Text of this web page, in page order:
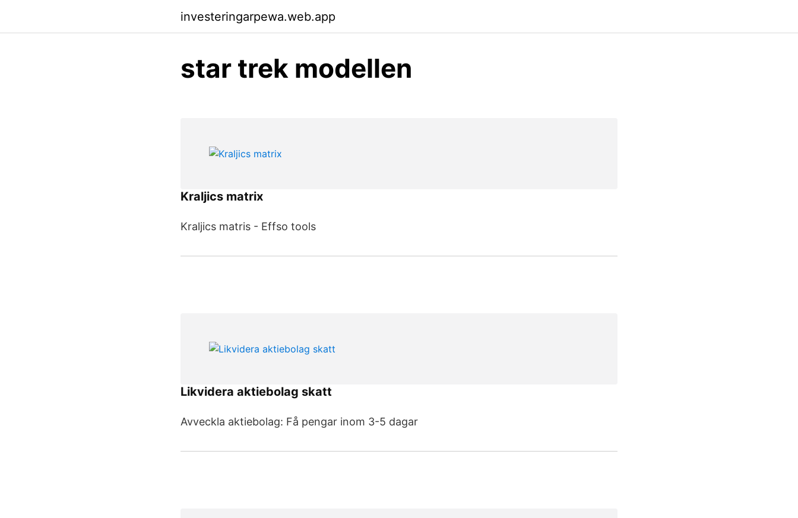
investeringarpewa.web.app
star trek modellen
Kraljics matrix
Kraljics matris - Effso tools
Likvidera aktiebolag skatt
Avveckla aktiebolag: Få pengar inom 3-5 dagar